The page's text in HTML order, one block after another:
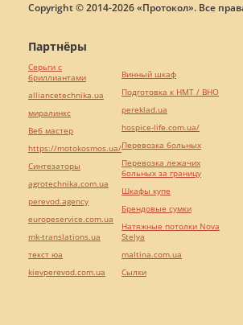
Copyright © 2014-2026 «Протокол». Все
Партнёры
Серьги с
бриллиантами
alliancetechnika.ua
миралинкс
Веб мастер
https://motokosmos.ua/
Синтезаторы
agrotechnika.com.ua
perevod.agency
europeservice.com.ua
mk-translations.ua
текст юа
kievperevod.com.ua
Винный шкаф
Подготовка к НМТ / ВНО
pereklad.ua
hospice-life.com.ua/
Перевозка больных
Перевозка лежачих
больных за границу
Шкафы купе
Брендовые сумки
Натяжные потолки Nova
Stelya
maltina.com.ua
Cылки